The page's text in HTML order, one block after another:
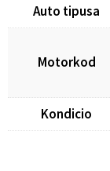
Auto tipusa
Motorkod
Kondicio